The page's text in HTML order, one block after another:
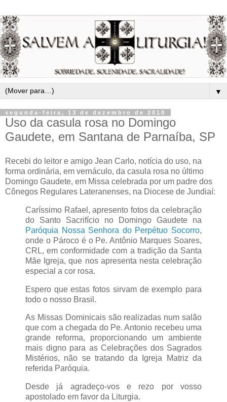
▼
segunda-feira, 13 de dezembro de 2010
Uso da casula rosa no Domingo
Gaudete, em Santana de Parnaíba, SP
Recebi do leitor e amigo Jean Carlo, notícia do uso, na
forma ordinária, em vernáculo, da casula rosa no último
Domingo Gaudete, em Missa celebrada por um padre dos
Cônegos Regulares Lateranenses, na Diocese de Jundiaí:
Caríssimo Rafael, apresento fotos da celebração
do Santo Sacrifício no Domingo Gaudete na
Paróquia Nossa Senhora do Perpétuo Socorro,
onde o Pároco é o Pe. Antônio Marques Soares,
CRL, em conformidade com a tradição da Santa
Mãe Igreja, que nos apresenta nesta celebração
especial a cor rosa.
Espero que estas fotos sirvam de exemplo para
todo o nosso Brasil.
As Missas Dominicais são realizadas num salão
que com a chegada do Pe. Antonio recebeu uma
grande reforma, proporcionando um ambiente
mais digno para as Celebrações dos Sagrados
Mistérios, não se tratando da Igreja Matriz da
referida Paróquia.
Desde já agradeço-vos e rezo por vosso
apostolado em favor da Liturgia.